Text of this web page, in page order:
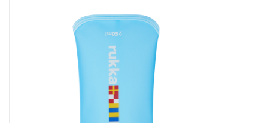
Afspraak Loop Analyse